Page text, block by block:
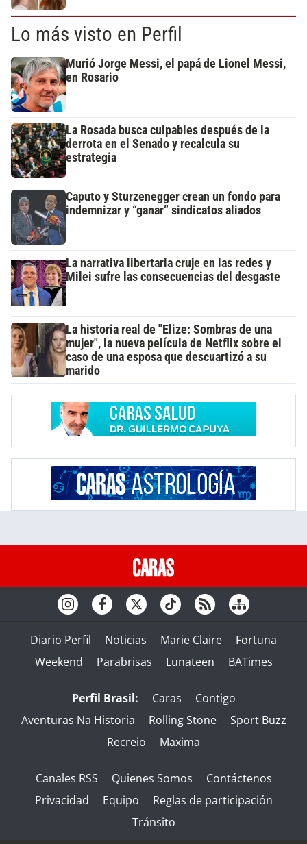
Lo más visto en Perfil
Murió Jorge Messi, el papá de Lionel Messi,
en Rosario
La Rosada busca culpables después de la
derrota en el Senado y recalcula su
estrategia
Caputo y Sturzenegger crean un fondo para
indemnizar y “ganar” sindicatos aliados
La narrativa libertaria cruje en las redes y
Milei sufre las consecuencias del desgaste
La historia real de "Elize: Sombras de una
mujer", la nueva película de Netflix sobre el
caso de una esposa que descuartizó a su
marido
Diario Perfil Noticias Marie Claire
Fortuna
Weekend
Parabrisas Lunateen BATimes
Perfil Brasil: Caras
Contigo
Aventuras Na Historia
Rolling Stone
Sport Buzz
Recreio
Maxima
Canales RSS Quienes Somos
Contáctenos
Privacidad
Equipo
Reglas de participación
Tránsito